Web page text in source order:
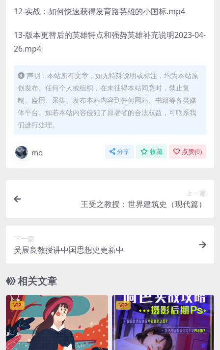
12-实战：如何快速获得发育路英雄的小国标.mp4
13-版本更替后的英雄特点和强势英雄补充说明2023-04-
26.mp4
声明：本站所有文章，如无特殊说明或标注，均为本站原
创发布。任何个人或组织，在未征得本站同意时，禁止复
制、盗用、采集、发布本站内容到任何网站、书籍等各类媒
体平台。如若本站内容侵犯了原著者的合法权益，可联系我
们进行处理。
mo 分享 收藏 点赞(0)
上一篇
王受之教授：世界建筑史（现代篇）
下一篇
吴展良教授讲中国思想史更新中
相关文章
VIP VIP